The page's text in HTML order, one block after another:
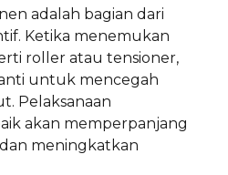
adalah bagian dari
Ketika menemukan
roller atau tensioner,
untuk mencegah
Pelaksanaan
akan memperpanjang
meningkatkan